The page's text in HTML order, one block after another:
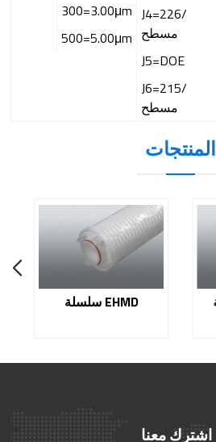
300=3.00μm
500=5.00μm
J4=226/
مسطح
J5=DOE
J6=215/
مسطح
المنتجات
سلسلة EHMD
اشترك معنا